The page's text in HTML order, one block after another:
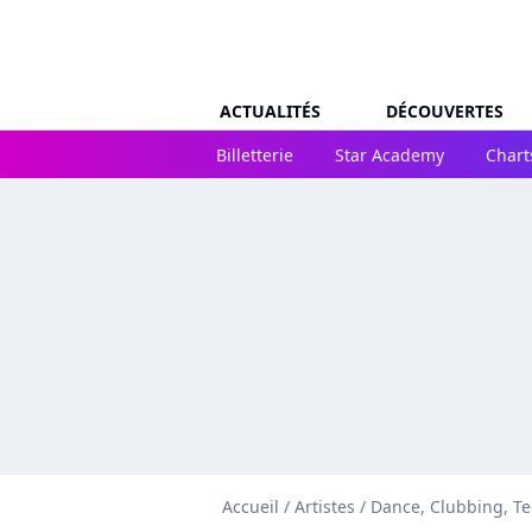
ACTUALITÉS
DÉCOUVERTES
Billetterie
Star Academy
Accueil / Artistes / Dance, Clubbing,